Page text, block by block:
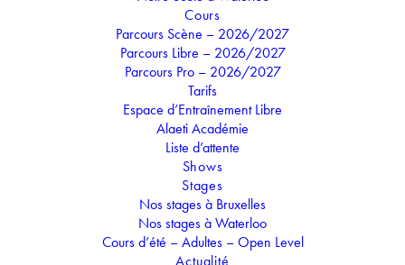
Cours
Parcours Scène – 2026/2027
Parcours Libre – 2026/2027
Parcours Pro – 2026/2027
Tarifs
Espace d’Entraînement Libre
Alaeti Académie
Liste d’attente
Shows
Stages
Nos stages à Bruxelles
Nos stages à Waterloo
Cours d’été – Adultes – Open Level
Actualité
Né à Milan, Luca a suivi une formation de danse à
l’académie MAS (Music, Art and Show). Il étudie le Ballet, le
Cunningham, le Pilates, la danse moderne et
contemporaine… Il est danseur et chorégraphe pour La
Monnaie, Festival Armusica, la Maison Maurice Bejart et sa
compagnie de danse « Cie Narcisse ».